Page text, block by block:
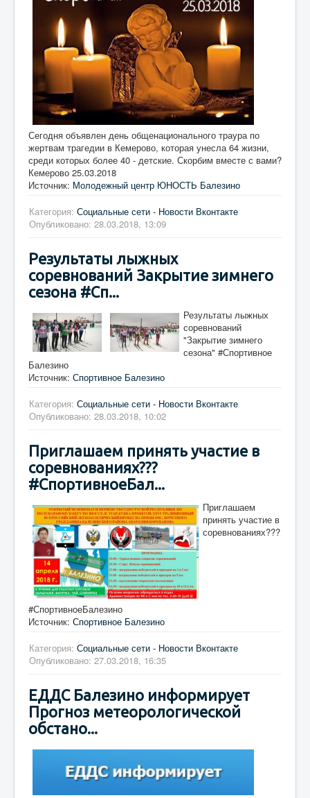
Сегодня объявлен день общенационального траура по
жертвам трагедии в Кемерово, которая унесла 64 жизни,
среди которых более 40 - детские. Скорбим вместе с вами?
Кемерово 25.03.2018
Источник: Молодежный центр ЮНОСТЬ Балезино
Категория: Социальные сети - Новости Вконтакте
Опубликовано: 28.03.2018, 13:09
Результаты лыжных
соревнований Закрытие зимнего
сезона #Сп...
Результаты лыжных
соревнований
"Закрытие зимнего
сезона" #Спортивное
Балезино
Источник: Спортивное Балезино
Категория: Социальные сети - Новости Вконтакте
Опубликовано: 28.03.2018, 10:02
Приглашаем принять участие в
соревнованиях???
#СпортивноеБал...
Приглашаем
принять участие в
соревнованиях???
#СпортивноеБалезино
Источник: Спортивное Балезино
Категория: Социальные сети - Новости Вконтакте
Опубликовано: 27.03.2018, 16:35
ЕДДС Балезино информирует
Прогноз метеорологической
обстано...